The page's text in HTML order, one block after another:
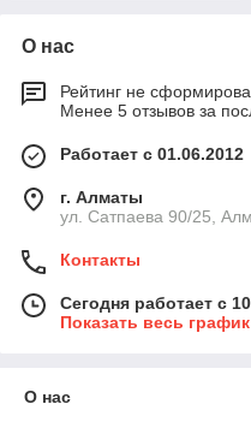
О нас
Рейтинг не
Менее 5 отзывов за
Работает с 01.06.2012
г. Алматы
ул. Сатпаева 90/25,
Контакты
Сегодня работает с
Показать весь
О нас